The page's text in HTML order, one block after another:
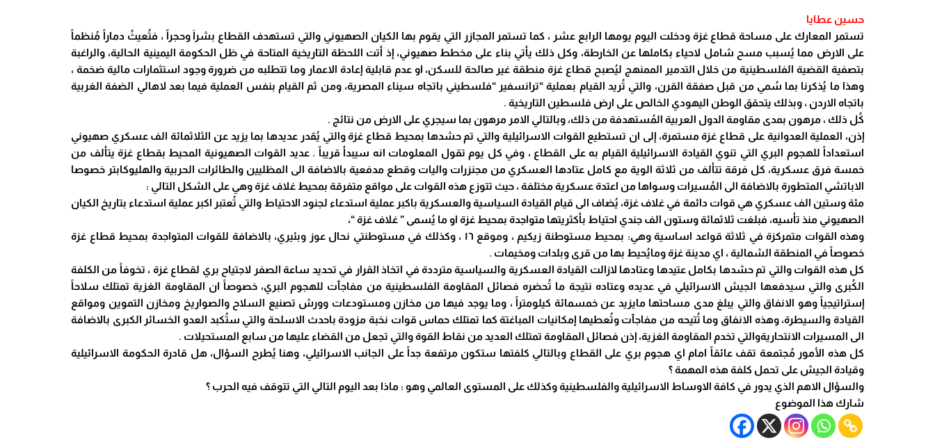
حسين عطايا
تستمر المعارك على مساحة قطاع غزة ودخلت اليوم يومها الرابع عشر ، كما تستمر المجازر التي يقوم بها الكيان الصهيوني والتي تستهدف القطاع بشراَ وحجراً ، فتُعيثُ دماراً مُنظماً
على الارض مما يُسبب مسح شامل لاحياء بكاملها عن الخارطة، وكل ذلك يأتي بناء على مخطط صهيوني، إذ أتت اللحظة التاريخية المتاحة في ظل الحكومة اليمينية الحالية، والراغبة
بتصفية القضية الفلسطينية من خلال التدمير الممنهج ليُصبح قطاع غزة منطقة غير صالحة للسكن، او عدم قابلية إعادة الاعمار وما تتطلبه من ضرورة وجود استثمارات مالية ضخمة ،
وهذا ما يُذكرنا بما سُمي من قبل صفقة القرن، والتي تُريد القيام بعملية “ترانسفير “فلسطيني باتجاه سيناء المصرية، ومن ثم القيام بنفس العملية فيما بعد لاهالي الضفة الغربية
باتجاه الاردن ، وبذلك يتحقق الوطن اليهودي الخالص على ارض فلسطين التاريخية .
كُل ذلك ، مرهون بمدى مقاومة الدول العربية المُستهدفة من ذلك، وبالتالي الامر مرهون بما سيجري على الارض من نتائج .
إذن، العملية العدوانية على قطاع غزة مستمرة، إلى ان تستطيع القوات الاسرائيلية والتي تم حشدها بمحيط قطاع غزة والتي يُقدر عديدها بما يزيد عن الثلاثمائة الف عسكري صهيوني
استعداداً للهجوم البري التي تنوي القيادة الاسرائيلية القيام به على القطاع ، وفي كل يوم تقول المعلومات انه سيبدأ قريباً .عديد القوات الصهيونية المحيط بقطاع غزة يتألف من
خمسة فرق عسكرية، كل فرقة تتألف من ثلاثة الوية مع كامل عتادها العسكري من مجنزرات واليات وقطع مدفعية بالاضافة الى المظليين والطائرات الحربية والهليوكابتر خصوصا
الاباتشي المتطورة بالاضافة الى المُسيرات وسواها من اعتدة عسكرية مختلفة ، حيث تتوزع هذه القوات على مواقع متفرقة بمحيط غلاف غزة وهي على الشكل التالي :
مئة وستين الف عسكري هي قوات دائمة في غلاف غزة، يُضاف الى قيام القيادة السياسية والعسكرية باكبر عملية استدعاء لجنود الاحتياط والتي تُعتبر اكبر عملية استدعاء بتاريخ الكيان
الصهيوني منذ تأسيه، فبلغت ثلاثمائة وستون الف جندي احتياط بأكثريتها متواجدة بمحيط غزة او ما يُسمى ” غلاف غزة “،
وهذه القوات متمركزة في ثلاثة قواعد اساسية وهي: بمحيط مستوطنة زيكيم ، وموقع ١٦ ، وكذلك في مستوطنتي نحال عوز وبئيري، بالاضافة للقوات المتواجدة بمحيط قطاع غزة
خصوصاً في المنطقة الشمالية ، اي مدينة غزة ومايُحيط بها من قرى وبلدات ومخيمات .
كل هذه القوات والتي تم حشدها بكامل عتيدها وعتادها لازالت القيادة العسكرية والسياسية مترددة في اتخاذ القرار في تحديد ساعة الصفر لاجتياح بري لقطاع غزة ، تخوفاً من الكلفة
الكُبرى والتي سيدفعها الجيش الاسرائيلي في عديده وعتاده نتيجة ما تُحضره فصائل المقاومة الفلسطينية من مفاجآت للهجوم البري، خصوصاً ان المقاومة الغزية تمتلك سلاحاً
إستراتيجياً وهو الانفاق والتي يبلغ مدى مساحتها مايزيد عن خمسمائة كيلومتراً ، وما يوجد فيها من مخازن ومستودعات وورش تصنيع السلاح والصواريخ ومخازن التموين ومواقع
القيادة والسيطرة، وهذه الانفاق وما تُتيحه من مفاجآت وتُعطيها إمكانيات المباغتة كما تمتلك حماس قوات نخبة مزودة باحدث الاسلحة والتي ستُكبد العدو الخسائر الكبرى بالاضافة
الى المسيرات الانتحاريةوالتي تخدم المقاومة الغزية، إذن فصائل المقاومة تمتلك العديد من نقاط القوة والتي تجعل من القضاء عليها من سابع المستحيلات .
كل هذه الأمور مُجتمعة تقف عائقاً امام اي هجوم بري على القطاع وبالتالي كلفتها ستكون مرتفعة جداً على الجانب الاسرائيلي، وهنا يُطرح السؤال، هل قادرة الحكومة الاسرائيلية
وقيادة الجيش على تحمل كلفة هذه المهمة ؟
والسؤال الاهم الذي يدور في كافة الاوساط الاسرائيلية والفلسطينية وكذلك على المستوى العالمي وهو : ماذا بعد اليوم التالي التي تتوقف فيه الحرب ؟
شارك هذا الموضوع